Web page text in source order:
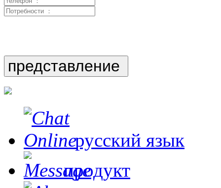
русский язык
продукт